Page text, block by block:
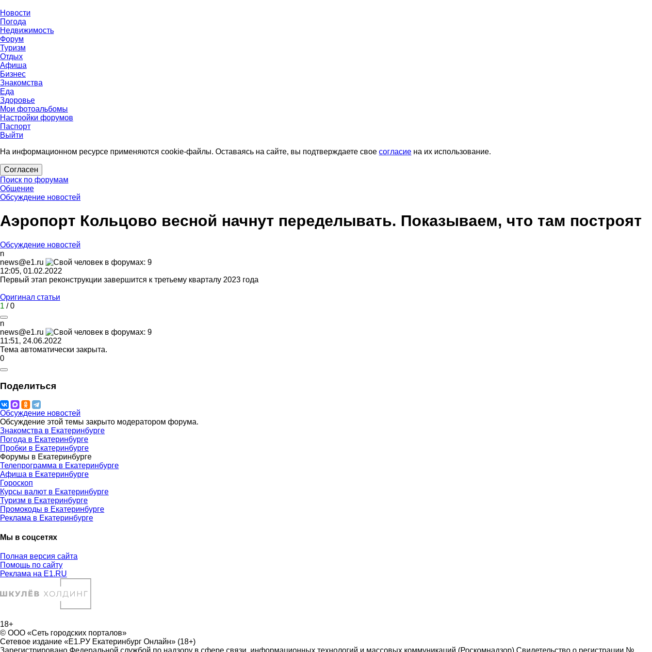
Новости
Погода
Недвижимость
Форум
Туризм
Отдых
Афиша
Бизнес
Знакомства
Еда
Здоровье
Мои фотоальбомы
Настройки форумов
Паспорт
Выйти
На информационном ресурсе применяются cookie-файлы. Оставаясь на сайте, вы подтверждаете свое согласие на их использование.
Согласен
Поиск по форумам
Общение
Обсуждение новостей
Аэропорт Кольцово весной начнут переделывать. Показываем, что там построят
Обсуждение новостей
n
news@e1.ru
12:05, 01.02.2022
Первый этап реконструкции завершится к третьему кварталу 2023 года
Оригинал статьи
1 /0
n
news@e1.ru
11:51, 24.06.2022
Тема автоматически закрыта.
0
Поделиться
Обсуждение новостей
Обсуждение этой темы закрыто модератором форума.
Знакомства в Екатеринбурге
Погода в Екатеринбурге
Пробки в Екатеринбурге
Форумы в Екатеринбурге
Телепрограмма в Екатеринбурге
Афиша в Екатеринбурге
Гороскоп
Курсы валют в Екатеринбурге
Туризм в Екатеринбурге
Промокоды в Екатеринбурге
Реклама в Екатеринбурге
Мы в соцсетях
Полная версия сайта
Помощь по сайту
Реклама на E1.RU
18+
© ООО «Сеть городских порталов»
Сетевое издание «Е1.РУ Екатеринбург Онлайн» (18+)
Зарегистрировано Федеральной службой по надзору в сфере связи, информационных технологий и массовых коммуникаций (Роскомнадзор) Свидетельство о регистрации №